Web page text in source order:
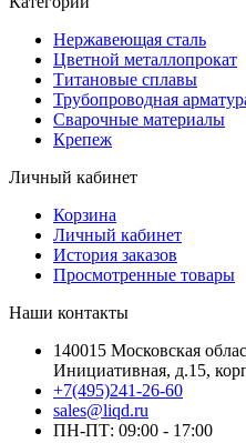
Нержавеющая сталь
Цветной металлопрокат
Титановые сплавы
Трубопроводная
Сварочные материалы
Крепеж
Личный кабинет
Корзина
Личный кабинет
История заказов
Просмотренные товары
Наши контакты
140015 Московская
Инициативная, д.15,
+7(495)241-26-60
sales@liqd.ru
ПН-ПТ: 09:00 - 17:00